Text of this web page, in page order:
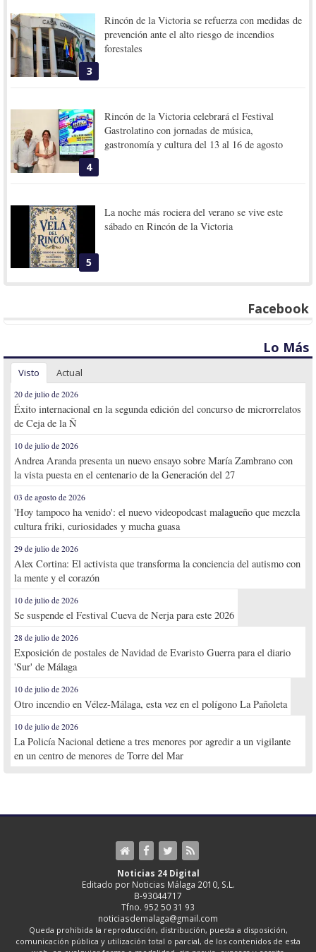
3
Rincón de la Victoria se refuerza con medidas de
prevención ante el alto riesgo de incendios
forestales
4
Rincón de la Victoria celebrará el Festival
Gastrolatino con jornadas de música,
gastronomía y cultura del 13 al 16 de agosto
5
La noche más rociera del verano se vive este
sábado en Rincón de la Victoria
Facebook
Lo Más
Visto Actual
20 de julio de 2026
Éxito internacional en la segunda edición del concurso de microrrelatos
de Ceja de la Ñ
10 de julio de 2026
Andrea Aranda presenta un nuevo ensayo sobre María Zambrano con
la vista puesta en el centenario de la Generación del 27
03 de agosto de 2026
'Hoy tampoco ha venido': el nuevo videopodcast malagueño que mezcla
cultura friki, curiosidades y mucha guasa
29 de julio de 2026
Alex Cortina: El activista que transforma la conciencia del autismo con
la mente y el corazón
10 de julio de 2026
Se suspende el Festival Cueva de Nerja para este 2026
28 de julio de 2026
Exposición de postales de Navidad de Evaristo Guerra para el diario
'Sur' de Málaga
10 de julio de 2026
Otro incendio en Vélez-Málaga, esta vez en el polígono La Pañoleta
10 de julio de 2026
La Policía Nacional detiene a tres menores por agredir a un vigilante
en un centro de menores de Torre del Mar
Noticias 24 Digital
Editado por Noticias Málaga 2010, S.L.
B-93044717
Tfno. 952 50 31 93
noticiasdemalaga@gmail.com
Queda prohibida la reproducción, distribución, puesta a disposición,
comunicación pública y utilización total o parcial, de los contenidos de esta